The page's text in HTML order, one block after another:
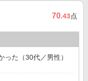
70.43点
った（30代／男性）